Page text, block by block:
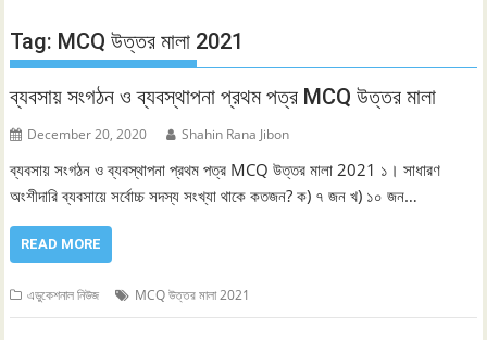
Tag: MCQ উত্তর মালা 2021
ব্যবসায় সংগঠন ও ব্যবস্থাপনা প্রথম পত্র MCQ উত্তর মালা
December 20, 2020 Shahin Rana Jibon
ব্যবসায় সংগঠন ও ব্যবস্থাপনা প্রথম পত্র MCQ উত্তর মালা 2021 ১। সাধারণ
অংশীদারি ব্যবসায়ে সর্বোচ্চ সদস্য সংখ্যা থাকে কতজন? ক) ৭ জন খ) ১০ জন…
READ MORE
এডুকেশনাল নিউজ MCQ উত্তর মালা 2021